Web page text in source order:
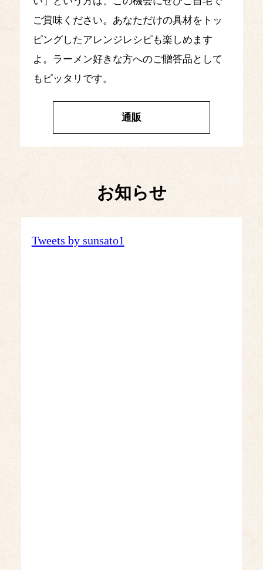
ご賞味ください。あなただけの具材をトッ
ピングしたアレンジレシピも楽しめます
よ。ラーメン好きな方へのご贈答品として
もピッタリです。
通販
お知らせ
Tweets by sunsato1